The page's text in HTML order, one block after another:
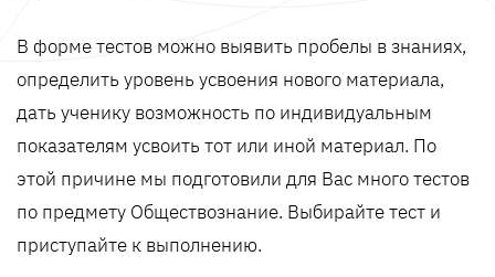
В форме тестов можно выявить пробелы в знаниях,
определить уровень усвоения нового материала,
дать ученику возможность по индивидуальным
показателям усвоить тот или иной материал. По
этой причине мы подготовили для Вас много тестов
по предмету Обществознание. Выбирайте тест и
приступайте к выполнению.